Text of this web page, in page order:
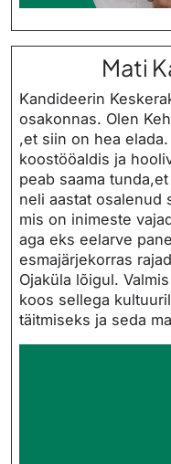
Mati
Kandideerin
osakonnas. Olen
,et siin on hea
koostööaldis ja
peab saama
neli aastat osalenud
mis on inimeste
aga eks eelarve
esmajärjekorras
Ojaküla lõigul.
koos sellega
täitmiseks ja seda